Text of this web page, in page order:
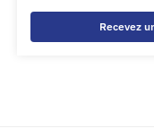
Recevez